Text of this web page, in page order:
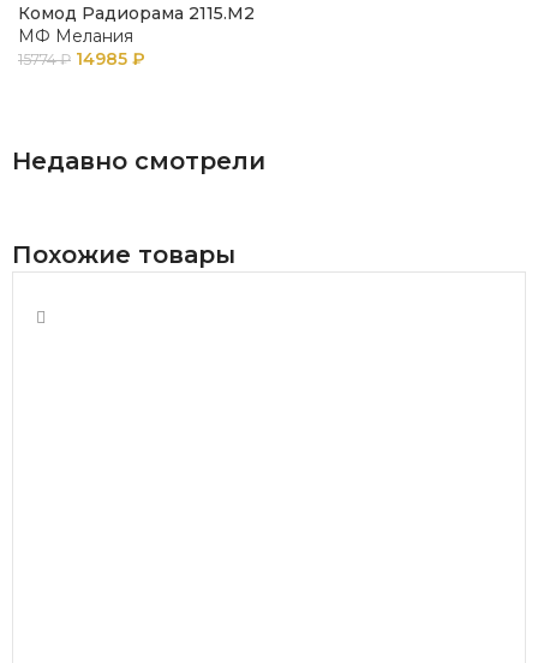
Комод Радиорама 2115.М2
МФ Мелания
15774₽ 14985 ₽
Недавно смотрели
Похожие товары